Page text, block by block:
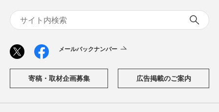
メールバックナンバー
寄稿・取材企画募集 広告掲載のご案内